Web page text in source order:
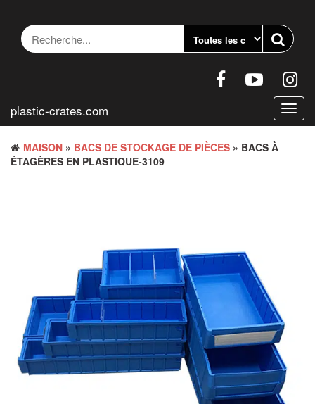
contenu
la
plastic-crates.com
MAISON » BACS DE STOCKAGE DE PIÈCES » BACS À
ÉTAGÈRES EN PLASTIQUE-3109